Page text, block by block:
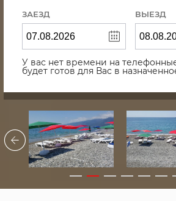
ЗАЕЗД ВЫЕЗД
У вас нет времени на
будет готов для Вас в